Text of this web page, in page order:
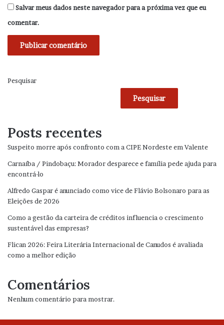
Salvar meus dados neste navegador para a próxima vez que eu
comentar.
Pesquisar
Pesquisar
Posts recentes
Suspeito morre após confronto com a CIPE Nordeste em Valente
Carnaíba / Pindobaçu: Morador desparece e família pede ajuda para
encontrá-lo
Alfredo Gaspar é anunciado como vice de Flávio Bolsonaro para as
Eleições de 2026
Como a gestão da carteira de créditos influencia o crescimento
sustentável das empresas?
Flican 2026: Feira Literária Internacional de Canudos é avaliada
como a melhor edição
Comentários
Nenhum comentário para mostrar.